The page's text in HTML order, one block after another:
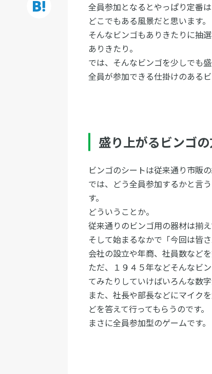
全員参加となるとやっぱり定番は
どこでもある風景だと思います。
そんなビンゴもありきたりに抽
ありきたり。
では、そんなビンゴを少しでも
全員が参加できる仕掛けのあるビ
盛り上がるビンゴ
ビンゴのシートは従来通り市販
では、どう全員参加するかと言
す。
どういうことか。
従来通りのビンゴ用の器材は揃え
そして始まるなかで「今回は皆
会社の設立や年商、社員数など
ただ、１９４５年などそんなビ
てみたりしていけばいろんな数字
また、社長や部長などにマイク
どを答えて行ってもらうのです。
まさに全員参加型のゲームです。